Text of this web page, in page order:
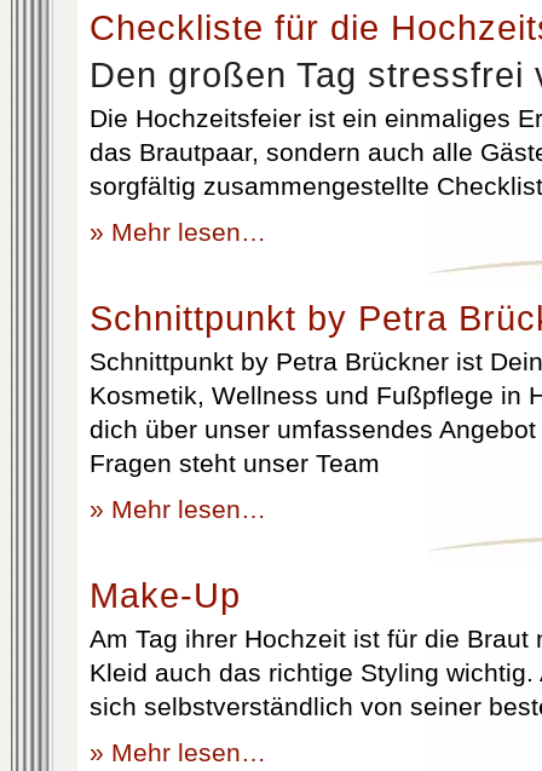
Checkliste für die
Den großen Tag stressfrei
Die Hochzeitsfeier ist ein einmaliges
das Brautpaar, sondern auch alle
sorgfältig zusammengestellte
» Mehr lesen…
Schnittpunkt by Petra
Schnittpunkt by Petra Brückner ist
Kosmetik, Wellness und Fußpflege in
dich über unser umfassendes
Fragen steht unser Team
» Mehr lesen…
Make-Up
Am Tag ihrer Hochzeit ist für die Braut
Kleid auch das richtige Styling
sich selbstverständlich von seiner
» Mehr lesen…